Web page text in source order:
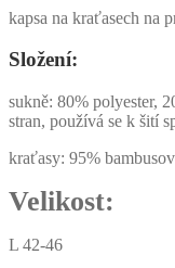
kapsa na kraťasech na
Složení:
sukně: 80% polyester,
stran, používá se k šití
kraťasy: 95%
Velikost:
L 42-46